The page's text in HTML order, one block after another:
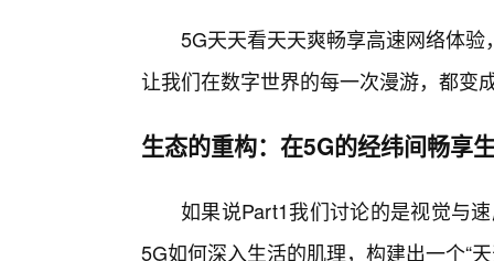
5G天天看天天爽畅享高速网络体
让我们在数字世界的每一次漫游，都变
生态的重构：在5G的经纬间畅享
如果说Part1我们讨论的是视觉与
5G如何深入生活的肌理，构建出一个“